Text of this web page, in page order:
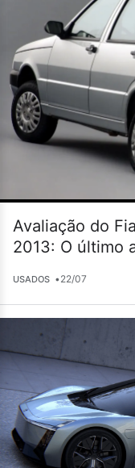
Avaliação do
2013: O último
USADOS •22/07